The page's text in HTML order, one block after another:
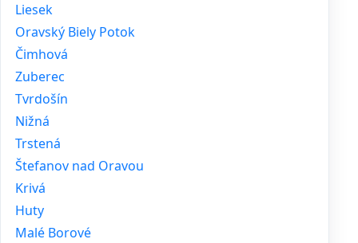
Liesek
Oravský Biely Potok
Čimhová
Zuberec
Tvrdošín
Nižná
Trstená
Štefanov nad Oravou
Krivá
Huty
Malé Borové